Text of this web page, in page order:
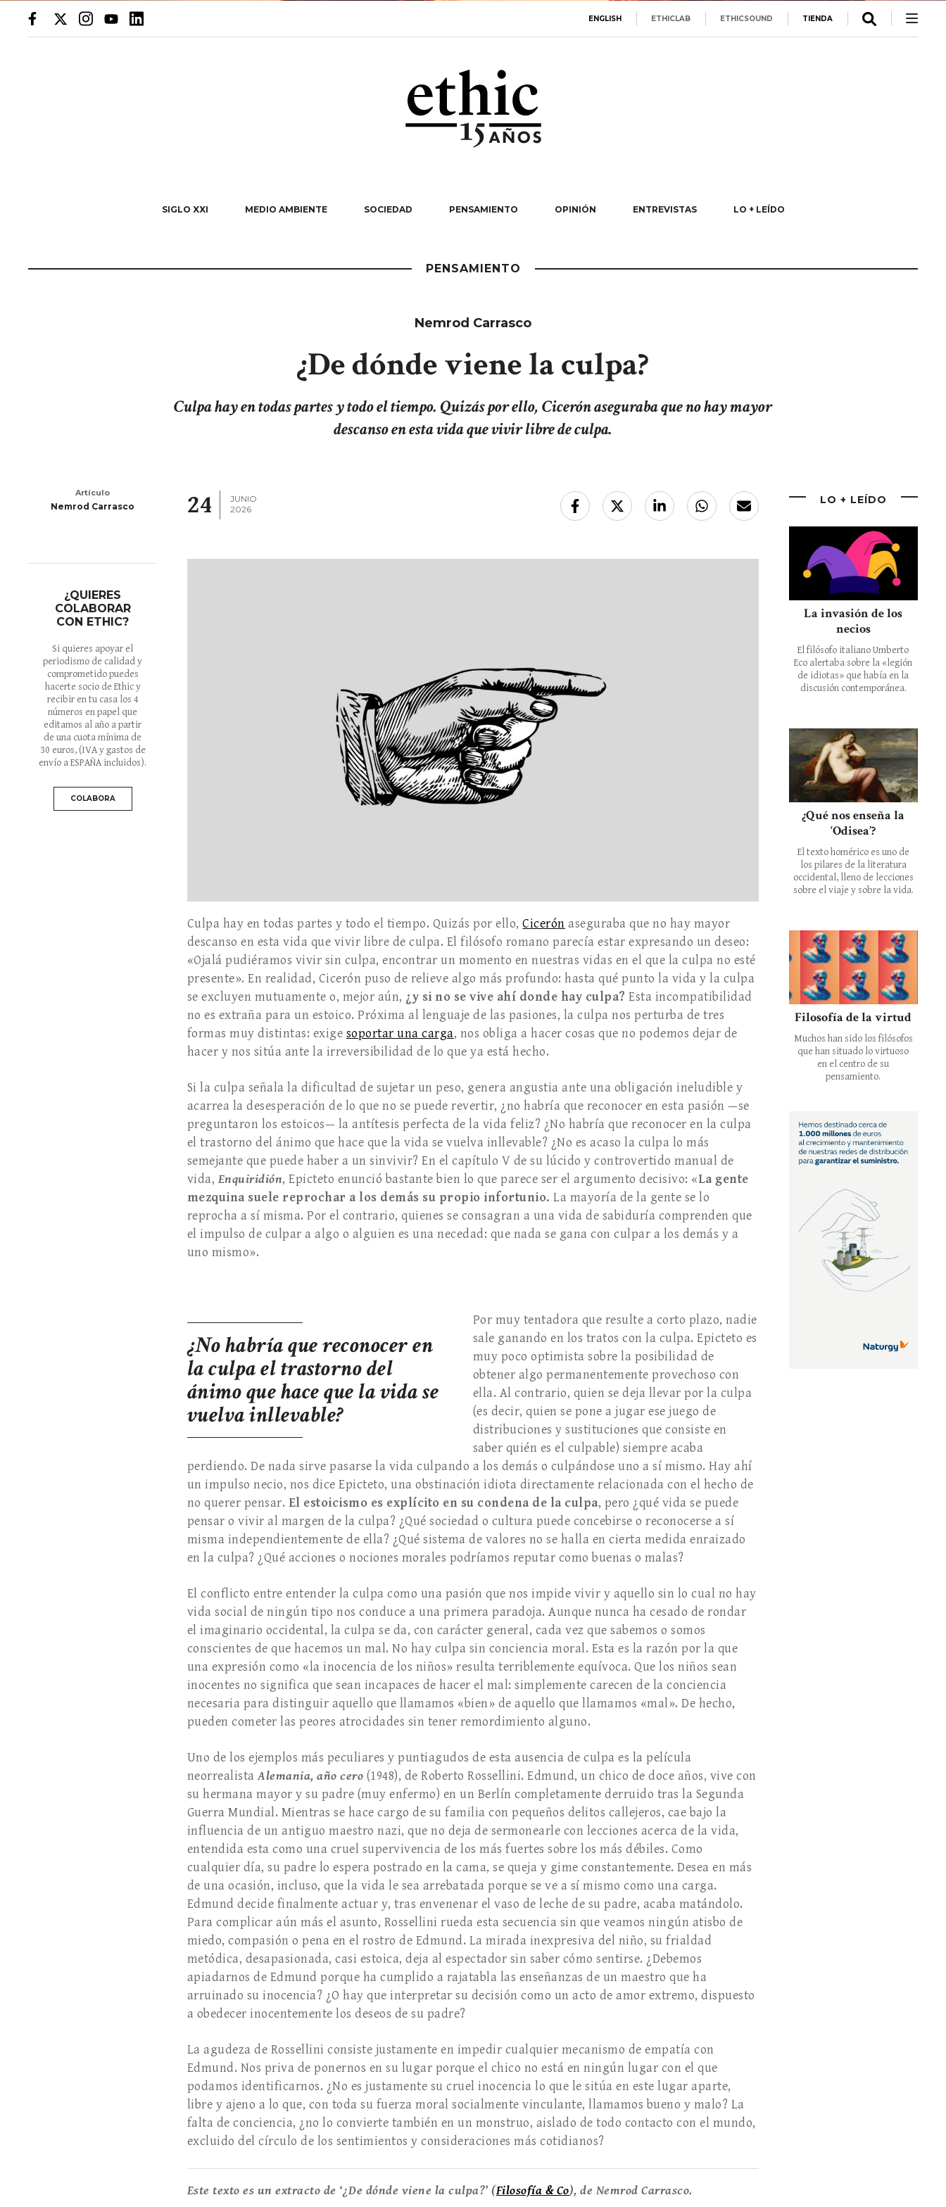
ENGLISH ETHICLAB ETHICSOUND TIENDA
SIGLO XXI MEDIO AMBIENTE SOCIEDAD PENSAMIENTO OPINIÓN ENTREVISTAS LO + LEÍDO
PENSAMIENTO
Nemrod Carrasco
¿De dónde viene la culpa?
Culpa hay en todas partes y todo el tiempo. Quizás por ello, Cicerón aseguraba que no hay mayor
descanso en esta vida que vivir libre de culpa.
Artículo
Nemrod Carrasco
¿QUIERES
COLABORAR
CON ETHIC?
Si quieres apoyar el
periodismo de calidad y
comprometido puedes
hacerte socio de Ethic y
recibir en tu casa los 4
números en papel que
editamos al año a partir
de una cuota mínima de
30 euros, (IVA y gastos de
envío a ESPAÑA incluidos).
COLABORA
24
JUNIO
2026
Culpa hay en todas partes y todo el tiempo. Quizás por ello,Cicerón aseguraba que no hay mayor
descanso en esta vida que vivir libre de culpa. El filósofo romano parecía estar expresando un deseo:
«Ojalá pudiéramos vivir sin culpa, encontrar un momento en nuestras vidas en el que la culpa no esté
presente». En realidad, Cicerón puso de relieve algo más profundo: hasta qué punto la vida y la culpa
se excluyen mutuamente o, mejor aún, ¿y si no se vive ahí donde hay culpa? Esta incompatibilidad
no es extraña para un estoico. Próxima al lenguaje de las pasiones, la culpa nos perturba de tres
formas muy distintas: exige soportar una carga, nos obliga a hacer cosas que no podemos dejar de
hacer y nos sitúa ante la irreversibilidad de lo que ya está hecho.
Si la culpa señala la dificultad de sujetar un peso, genera angustia ante una obligación ineludible y
acarrea la desesperación de lo que no se puede revertir, ¿no habría que reconocer en esta pasión —se
preguntaron los estoicos— la antítesis perfecta de la vida feliz? ¿No habría que reconocer en la culpa
el trastorno del ánimo que hace que la vida se vuelva inllevable? ¿No es acaso la culpa lo más
semejante que puede haber a un sinvivir? En el capítulo V de su lúcido y controvertido manual de
vida, Enquiridión, Epicteto enunció bastante bien lo que parece ser el argumento decisivo: «La gente
mezquina suele reprochar a los demás su propio infortunio. La mayoría de la gente se lo
reprocha a sí misma. Por el contrario, quienes se consagran a una vida de sabiduría comprenden que
el impulso de culpar a algo o alguien es una necedad: que nada se gana con culpar a los demás y a
uno mismo».
¿No habría que reconocer en
la culpa el trastorno del
ánimo que hace que la vida se
vuelva inllevable?
Por muy tentadora que resulte a corto plazo, nadie
sale ganando en los tratos con la culpa. Epicteto es
muy poco optimista sobre la posibilidad de
obtener algo permanentemente provechoso con
ella. Al contrario, quien se deja llevar por la culpa
(es decir, quien se pone a jugar ese juego de
distribuciones y sustituciones que consiste en
saber quién es el culpable) siempre acaba
perdiendo. De nada sirve pasarse la vida culpando a los demás o culpándose uno a sí mismo. Hay ahí
un impulso necio, nos dice Epicteto, una obstinación idiota directamente relacionada con el hecho de
no querer pensar. El estoicismo es explícito en su condena de la culpa, pero ¿qué vida se puede
pensar o vivir al margen de la culpa? ¿Qué sociedad o cultura puede concebirse o reconocerse a sí
misma independientemente de ella? ¿Qué sistema de valores no se halla en cierta medida enraizado
en la culpa? ¿Qué acciones o nociones morales podríamos reputar como buenas o malas?
El conflicto entre entender la culpa como una pasión que nos impide vivir y aquello sin lo cual no hay
vida social de ningún tipo nos conduce a una primera paradoja. Aunque nunca ha cesado de rondar
el imaginario occidental, la culpa se da, con carácter general, cada vez que sabemos o somos
conscientes de que hacemos un mal. No hay culpa sin conciencia moral. Esta es la razón por la que
una expresión como «la inocencia de los niños» resulta terriblemente equívoca. Que los niños sean
inocentes no significa que sean incapaces de hacer el mal: simplemente carecen de la conciencia
necesaria para distinguir aquello que llamamos «bien» de aquello que llamamos «mal». De hecho,
pueden cometer las peores atrocidades sin tener remordimiento alguno.
Uno de los ejemplos más peculiares y puntiagudos de esta ausencia de culpa es la película
neorrealistaAlemania, año cero (1948), de Roberto Rossellini. Edmund, un chico de doce años, vive con
su hermana mayor y su padre (muy enfermo) en un Berlín completamente derruido tras la Segunda
Guerra Mundial. Mientras se hace cargo de su familia con pequeños delitos callejeros, cae bajo la
influencia de un antiguo maestro nazi, que no deja de sermonearle con lecciones acerca de la vida,
entendida esta como una cruel supervivencia de los más fuertes sobre los más débiles. Como
cualquier día, su padre lo espera postrado en la cama, se queja y gime constantemente. Desea en más
de una ocasión, incluso, que la vida le sea arrebatada porque se ve a sí mismo como una carga.
Edmund decide finalmente actuar y, tras envenenar el vaso de leche de su padre, acaba matándolo.
Para complicar aún más el asunto, Rossellini rueda esta secuencia sin que veamos ningún atisbo de
miedo, compasión o pena en el rostro de Edmund. La mirada inexpresiva del niño, su frialdad
metódica, desapasionada, casi estoica, deja al espectador sin saber cómo sentirse. ¿Debemos
apiadarnos de Edmund porque ha cumplido a rajatabla las enseñanzas de un maestro que ha
arruinado su inocencia? ¿O hay que interpretar su decisión como un acto de amor extremo, dispuesto
a obedecer inocentemente los deseos de su padre?
La agudeza de Rossellini consiste justamente en impedir cualquier mecanismo de empatía con
Edmund. Nos priva de ponernos en su lugar porque el chico no está en ningún lugar con el que
podamos identificarnos. ¿No es justamente su cruel inocencia lo que le sitúa en este lugar aparte,
libre y ajeno a lo que, con toda su fuerza moral socialmente vinculante, llamamos bueno y malo? La
falta de conciencia, ¿no lo convierte también en un monstruo, aislado de todo contacto con el mundo,
excluido del círculo de los sentimientos y consideraciones más cotidianos?
Este texto es un extracto de ‘¿De dónde viene la culpa?’ (Filosofía & Co), de Nemrod Carrasco.
LO + LEÍDO
La invasión de los
necios
El filósofo italiano Umberto
Eco alertaba sobre la «legión
de idiotas» que había en la
discusión contemporánea.
¿Qué nos enseña la
‘Odisea’?
El texto homérico es uno de
los pilares de la literatura
occidental, lleno de lecciones
sobre el viaje y sobre la vida.
Filosofía de la virtud
Muchos han sido los filósofos
que han situado lo virtuoso
en el centro de su
pensamiento.